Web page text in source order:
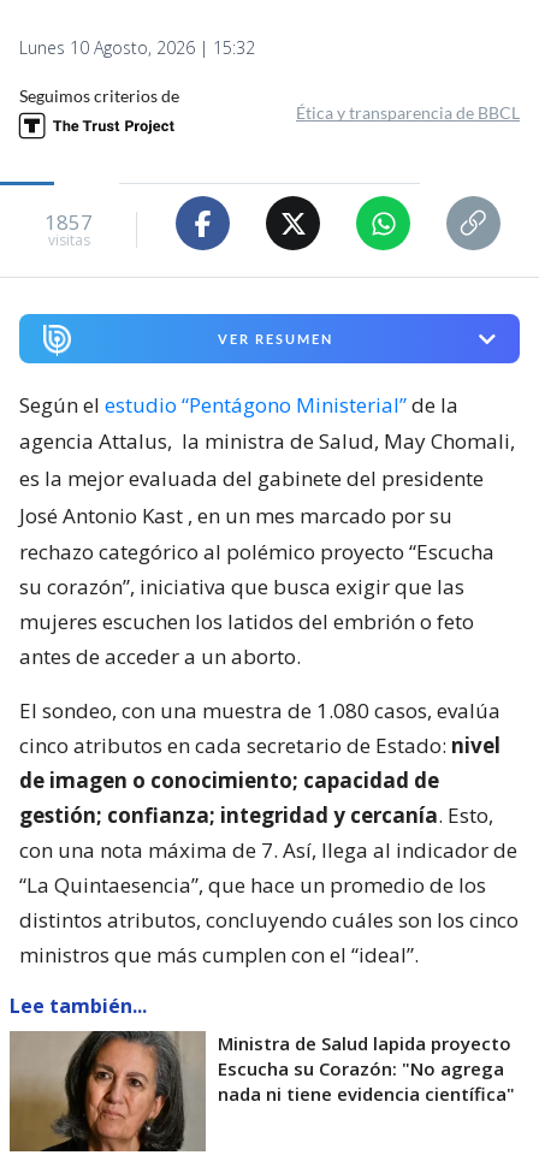
Lunes 10 Agosto, 2026 | 15:32
Seguimos criterios de
Ética y transparencia de BBCL
1857
visitas
VER RESUMEN
Según el estudio “Pentágono Ministerial”de la
agencia Attalus, la ministra de Salud, May Chomali,
es la mejor evaluada del gabinete del presidente
José Antonio Kast , en un mes marcado por su
rechazo categórico al polémico proyecto “Escucha
su corazón”, iniciativa que busca exigir que las
mujeres escuchen los latidos del embrión o feto
antes de acceder a un aborto.
El sondeo, con una muestra de 1.080 casos, evalúa
cinco atributos en cada secretario de Estado: nivel
de imagen o conocimiento; capacidad de
gestión; confianza; integridad y cercanía. Esto,
con una nota máxima de 7. Así, llega al indicador de
“La Quintaesencia”, que hace un promedio de los
distintos atributos, concluyendo cuáles son los cinco
ministros que más cumplen con el “ideal”.
Lee también...
Ministra de Salud lapida proyecto
Escucha su Corazón: "No agrega
nada ni tiene evidencia científica"